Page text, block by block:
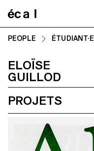
PEOPLE ÉTUDIANT·E
ELOÏSE
GUILLOD
PROJETS